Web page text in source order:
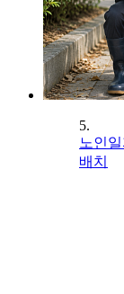
5.
노인
배치